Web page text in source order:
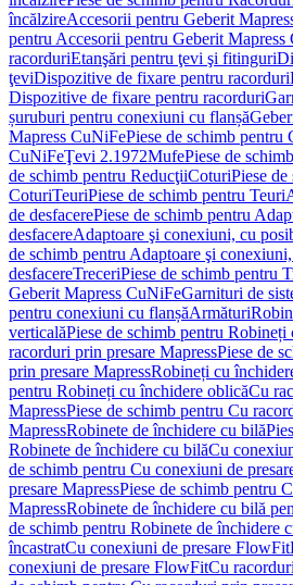
încălzireAccesorii pentru Geberit
pentru Accesorii pentru Geberit Mapress
racorduriEtanşări pentru ţevi şi fitinguri
ţeviDispozitive de fixare pentru racorduri
Dispozitive de fixare pentru racorduri
șuruburi pentru conexiuni cu flanșă
Mapress CuNiFePiese de schimb pentru
CuNiFeŢevi 2.1972MufePiese de
de schimb pentru ReducţiiCoturiPiese
CoturiTeuriPiese de schimb pentru Teuri
de desfacerePiese de schimb pentru
desfacereAdaptoare şi conexiuni, cu
de schimb pentru Adaptoare şi
desfacereTreceriPiese de schimb pentru
Geberit Mapress CuNiFeGarnituri de
pentru conexiuni cu flanșăArmături
verticalăPiese de schimb pentru
racorduri prin presare MapressPiese de
prin presare MapressRobineți cu
pentru Robineți cu închidere oblicăCu
MapressPiese de schimb pentru Cu
MapressRobinete de închidere cu bilă
Robinete de închidere cu bilăCu
de schimb pentru Cu conexiuni de
presare MapressPiese de schimb pentru
MapressRobinete de închidere cu bilă
de schimb pentru Robinete de închidere
încastratCu conexiuni de presare FlowFit
conexiuni de presare FlowFitCu